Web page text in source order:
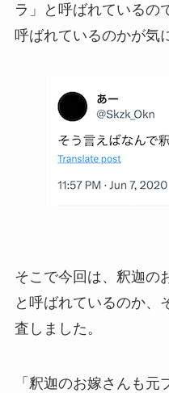
ラ」と呼ばれているの
呼ばれているのかが気
そこで今回は、釈迦の
と呼ばれているのか、
査しました。
「釈迦のお嫁さんも